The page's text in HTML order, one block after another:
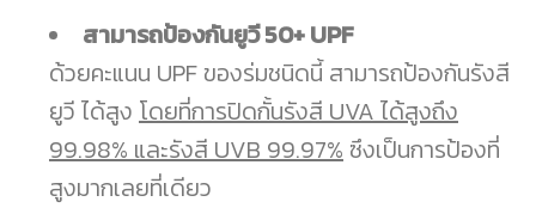
สามารถป้องกันยูวี 50+ UPF
ด้วยคะแนน UPF ของร่มชนิดนี้ สามารถป้องกันรังสี
ยูวี ได้สูง โดยที่การปิดกั้นรังสี UVA ได้สูงถึง
99.98% และรังสี UVB 99.97% ซึงเป็นการป้องที่
สูงมากเลยที่เดียว